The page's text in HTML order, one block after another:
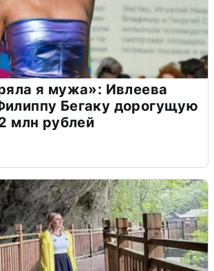
я мужа»: Ивлеева
Бегаку дорогущую
млн рублей